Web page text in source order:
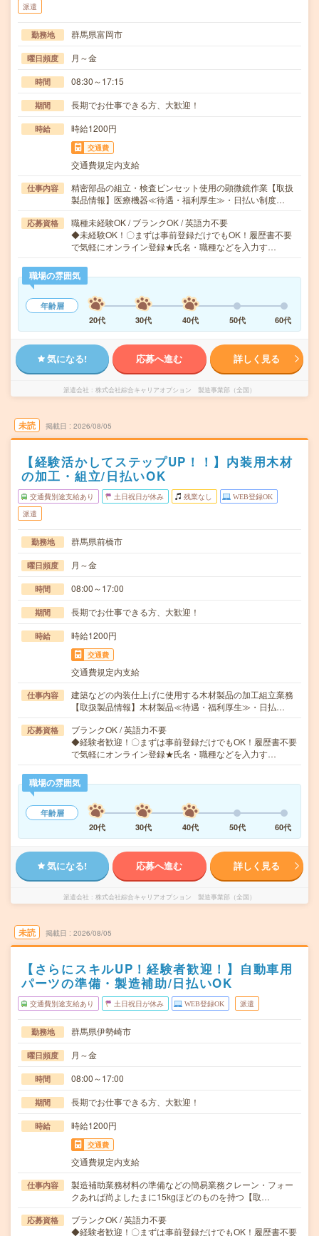
派遣
勤務地 群馬県富岡市
曜日頻度 月～金
時間 08:30～17:15
期間 長期でお仕事できる方、大歓迎！
時給 時給1200円
交通費
交通費規定内支給
仕事内容
精密部品の組立・検査ピンセット使用の顕微鏡作業【取扱
製品情報】医療機器≪待遇・福利厚生≫・日払い制度…
応募資格
職種未経験OK / ブランクOK / 英語力不要
◆未経験OK！〇まずは事前登録だけでもOK！履歴書不要
で気軽にオンライン登録★氏名・職種などを入力す…
職場の雰囲気
年齢層
20代
30代 40代 50代 60代
気になる! 応募へ進む 詳しく見る
派遣会社 株式会社綜合キャリアオプション 製造事業部（全国）
未読 掲載日 2026/08/05
【経験活かしてステップUP！！】内装用木材
の加工・組立/日払いOK
交通費別途支給あり 土日祝日が休み 残業なし WEB登録OK
派遣
勤務地 群馬県前橋市
曜日頻度 月～金
時間 08:00～17:00
期間 長期でお仕事できる方、大歓迎！
時給 時給1200円
交通費
交通費規定内支給
仕事内容
建築などの内装仕上げに使用する木材製品の加工組立業務
【取扱製品情報】木材製品≪待遇・福利厚生≫・日払…
応募資格
ブランクOK / 英語力不要
◆経験者歓迎！〇まずは事前登録だけでもOK！履歴書不要
で気軽にオンライン登録★氏名・職種などを入力す…
職場の雰囲気
年齢層
20代
30代 40代 50代 60代
気になる! 応募へ進む 詳しく見る
派遣会社 株式会社綜合キャリアオプション 製造事業部（全国）
未読 掲載日 2026/08/05
【さらにスキルUP！経験者歓迎！】自動車用
パーツの準備・製造補助/日払いOK
交通費別途支給あり 土日祝日が休み WEB登録OK 派遣
勤務地 群馬県伊勢崎市
曜日頻度 月～金
時間 08:00～17:00
期間 長期でお仕事できる方、大歓迎！
時給 時給1200円
交通費
交通費規定内支給
仕事内容
製造補助業務材料の準備などの簡易業務クレーン・フォー
クあれば尚よしたまに15kgほどのものを持つ【取…
応募資格
ブランクOK / 英語力不要
◆経験者歓迎！〇まずは事前登録だけでもOK！履歴書不要